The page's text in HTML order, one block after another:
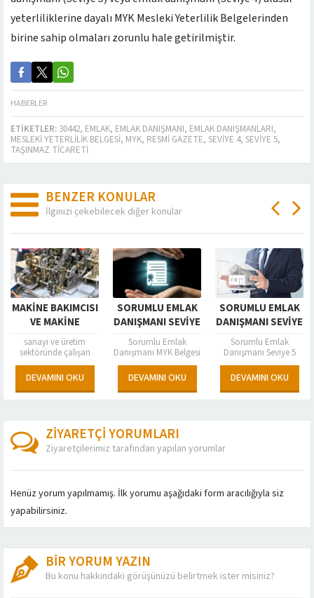
yeterliliklerine dayalı MYK Mesleki Yeterlilik Belgelerinden
birine sahip olmaları zorunlu hale getirilmiştir.
HABERLER
ETIKETLER: 30442, EMLAK, EMLAK DANIŞMANI, EMLAK DANIŞMANLARI,
MESLEKI YETERLILIK BELGESI, MYK, RESMI GAZETE, SEVIYE 4, SEVIYE 5,
TAŞINMAZ TICARETI
BENZER KONULAR
İlginizi çekebilecek diğer konular
MAKINE BAKIMCISI
VE MAKINE
MONTAJCISI MYK
BELGESI
sanayi ve üretim
sektöründe çalışan
personel için zorunlu
mesleki yeterlilik
belgesidir. FSM
Belgelendirme olarak
TÜRKAK
akreditasyonuna...
DEVAMINI OKU
SORUMLU EMLAK
DANIŞMANI SEVIYE
5 MESLEKI
YETERLILIK
BELGESI
Sorumlu Emlak
Danışmanı MYK Belgesi
Sorumlu Emlak
Danışmanı – Seviye 5
Mesleki Yeterlilik Belgesi
için geç kalmayın…
DEVAMINI OKU
SORUMLU EMLAK
DANIŞMANI SEVIYE
5 (MYK) MESLEKI
YETERLILIK
BELGESI
Sorumlu Emlak
Danışmanı Seviye 5
MYK Belgesi Nedir?
Sorumlu Emlak
Danışmanı Seviye 5
MYK Belgesi , emlak
DEVAMINI OKU
ZİYARETÇİ YORUMLARI
Ziyaretçilerimiz tarafından yapılan yorumlar
Henüz yorum yapılmamış. İlk yorumu aşağıdaki form aracılığıyla siz
yapabilirsiniz.
BİR YORUM YAZIN
Bu konu hakkındaki görüşünüzü belirtmek ister misiniz?